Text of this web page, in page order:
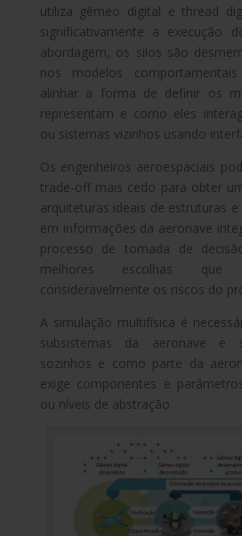
utiliza gêmeo digital e thread
significativamente a execução
abordagem, os silos são
nos modelos
alinhar a forma de definir os
representam e como eles
ou sistemas vizinhos usando
Os engenheiros aeroespaciais
trade-off mais cedo para obter
arquiteturas ideais de estruturas
em informações da aeronave
processo de tomada de
melhores escolhas que
consideravelmente os riscos do
A simulação multifísica é
subsistemas da aeronave e
sozinhos e como parte da
exige componentes e
ou níveis de abstração.